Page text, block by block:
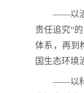
——以治
责任追究”
体系，再到
国生态环境
——以科